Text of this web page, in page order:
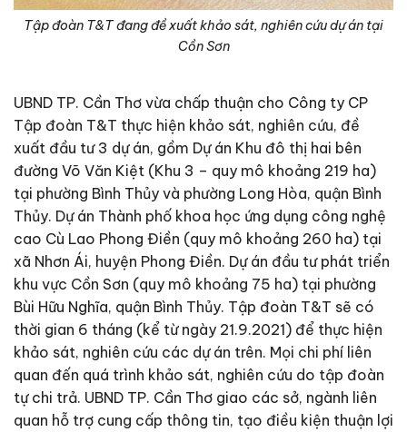
Tập đoàn T&T đang đề xuất khảo sát, nghiên cứu dự án tại
Cồn Sơn
UBND TP. Cần Thơ vừa chấp thuận cho Công ty CP
Tập đoàn T&T thực hiện khảo sát, nghiên cứu, đề
xuất đầu tư 3 dự án, gồm Dự án Khu đô thị hai bên
đường Võ Văn Kiệt (Khu 3 – quy mô khoảng 219 ha)
tại phường Bình Thủy và phường Long Hòa, quận Bình
Thủy. Dự án Thành phố khoa học ứng dụng công nghệ
cao Cù Lao Phong Điền (quy mô khoảng 260 ha) tại
xã Nhơn Ái, huyện Phong Điền. Dự án đầu tư phát triển
khu vực Cồn Sơn (quy mô khoảng 75 ha) tại phường
Bùi Hữu Nghĩa, quận Bình Thủy. Tập đoàn T&T sẽ có
thời gian 6 tháng (kể từ ngày 21.9.2021) để thực hiện
khảo sát, nghiên cứu các dự án trên. Mọi chi phí liên
quan đến quá trình khảo sát, nghiên cứu do tập đoàn
tự chi trả. UBND TP. Cần Thơ giao các sở, ngành liên
quan hỗ trợ cung cấp thông tin, tạo điều kiện thuận lợi